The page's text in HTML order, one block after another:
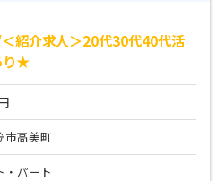
紹介求人＞20代30代40代活
り★
市高美町
・パート